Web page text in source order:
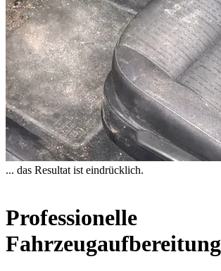
... das Resultat ist eindrücklich.
Professionelle
Fahrzeugaufbereitung